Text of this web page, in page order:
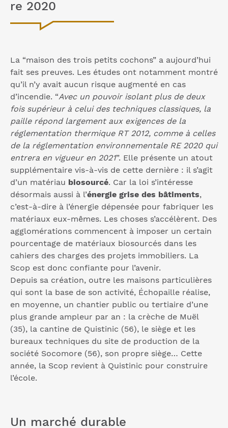
re 2020
La “maison des trois petits cochons” a aujourd’hui
fait ses preuves. Les études ont notamment montré
qu’il n’y avait aucun risque augmenté en cas
d’incendie. “Avec un pouvoir isolant plus de deux
fois supérieur à celui des techniques classiques, la
paille répond largement aux exigences de la
réglementation thermique RT 2012, comme à celles
de la réglementation environnementale RE 2020 qui
entrera en vigueur en 2021”. Elle présente un atout
supplémentaire vis-à-vis de cette dernière : il s’agit
d’un matériau biosourcé. Car la loi s’intéresse
désormais aussi à l’énergie grise des bâtiments,
c’est-à-dire à l’énergie dépensée pour fabriquer les
matériaux eux-mêmes. Les choses s’accélèrent. Des
agglomérations commencent à imposer un certain
pourcentage de matériaux biosourcés dans les
cahiers des charges des projets immobiliers. La
Scop est donc confiante pour l’avenir.
Depuis sa création, outre les maisons particulières
qui sont la base de son activité, Échopaille réalise,
en moyenne, un chantier public ou tertiaire d’une
plus grande ampleur par an : la crèche de Muël
(35), la cantine de Quistinic (56), le siège et les
bureaux techniques du site de production de la
société Socomore (56), son propre siège… Cette
année, la Scop revient à Quistinic pour construire
l’école.
Un marché durable